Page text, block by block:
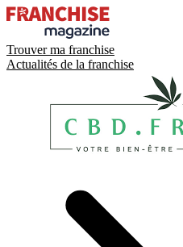
Trouver ma franchise
Actualités de la franchise